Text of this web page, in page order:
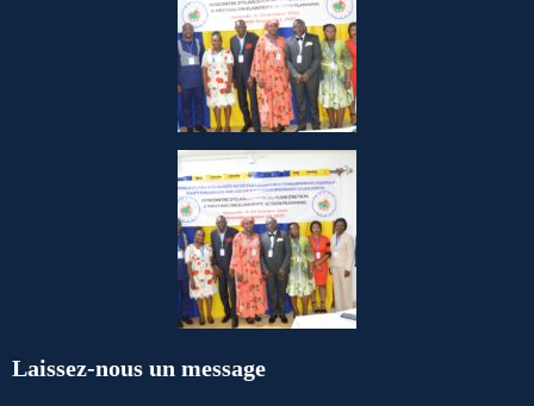
Laissez-nous un message